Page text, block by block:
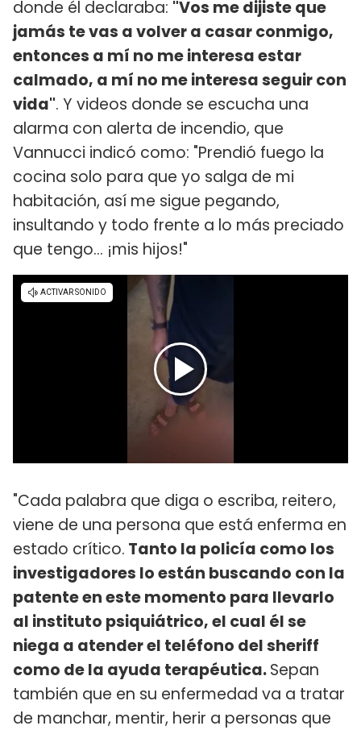
donde él declaraba: "Vos me dijiste que
jamás te vas a volver a casar conmigo,
entonces a mí no me interesa estar
calmado, a mí no me interesa seguir con
vida". Y videos donde se escucha una
alarma con alerta de incendio, que
Vannucci indicó como: "Prendió fuego la
cocina solo para que yo salga de mi
habitación, así me sigue pegando,
insultando y todo frente a lo más preciado
que tengo... ¡mis hijos!"
"Cada palabra que diga o escriba, reitero,
viene de una persona que está enferma en
estado crítico. Tanto la policía como los
investigadores lo están buscando con la
patente en este momento para llevarlo
al instituto psiquiátrico, el cual él se
niega a atender el teléfono del sheriff
como de la ayuda terapéutica.Sepan
también que en su enfermedad va a tratar
de manchar, mentir, herir a personas que